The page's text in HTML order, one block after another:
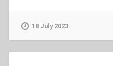
18 July 2023